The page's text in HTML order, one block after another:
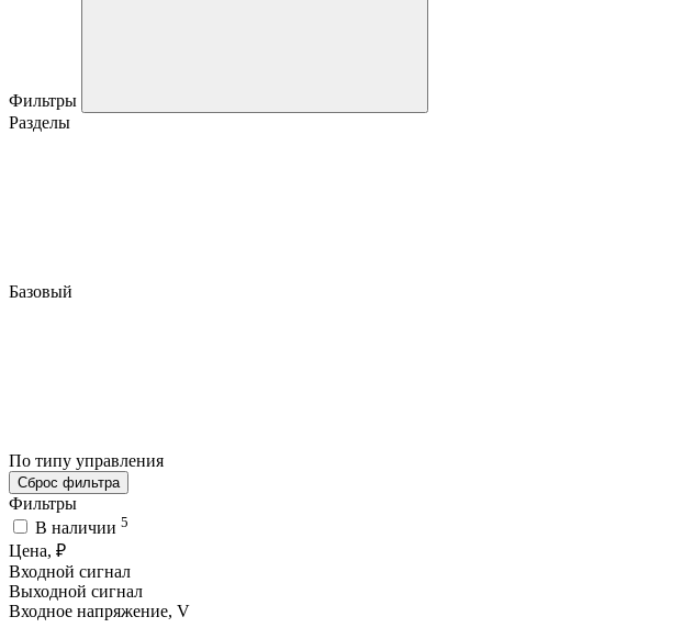
Фильтры
Разделы
Базовый
По типу управления
Сброс фильтра
Фильтры
В наличии 5
Цена, ₽
Входной сигнал
Выходной сигнал
Входное напряжение, V